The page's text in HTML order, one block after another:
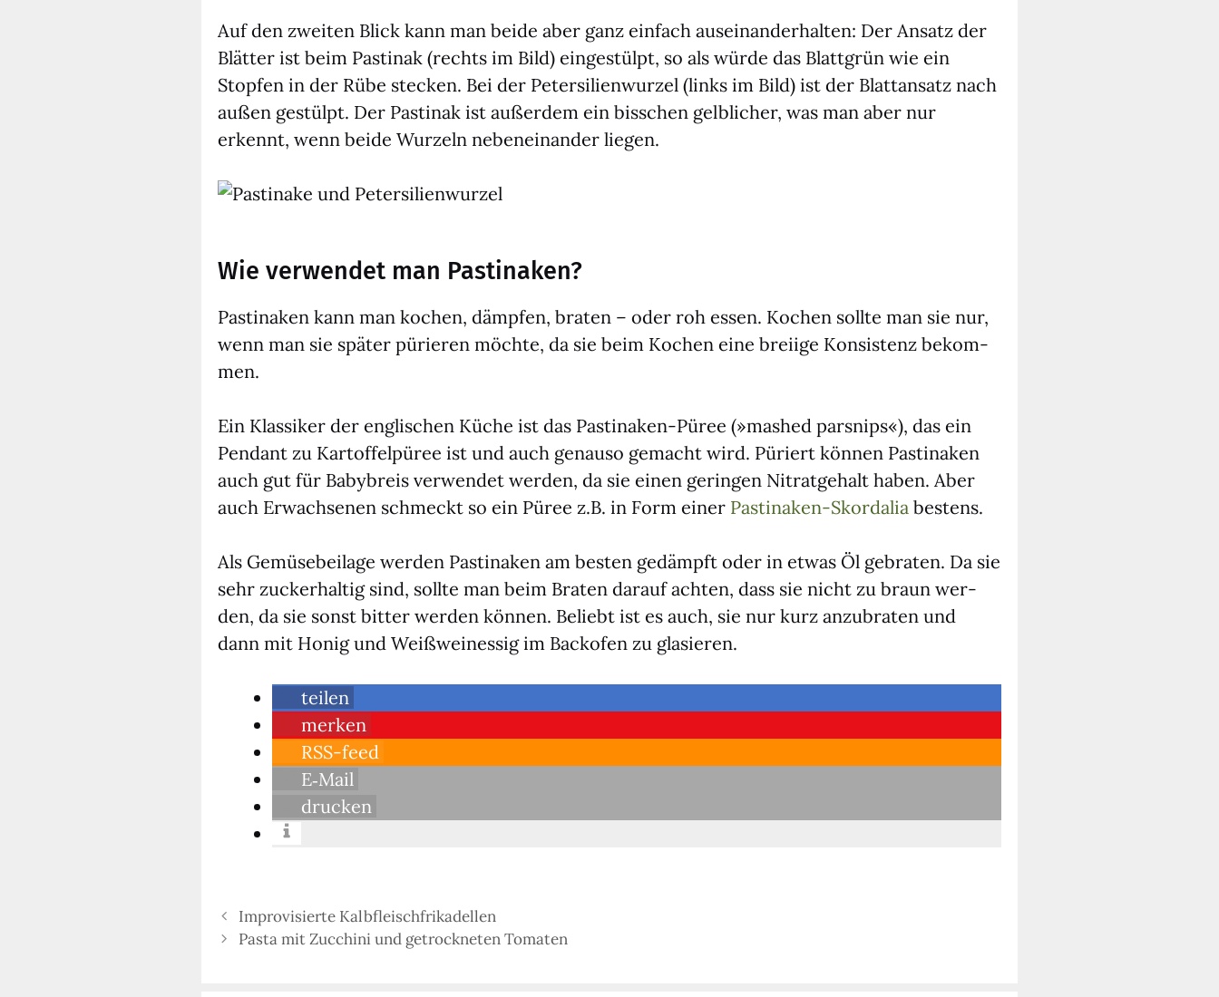
Auf den zwei­ten Blick kann man bei­de aber ganz ein­fach aus­ein­an­der­hal­ten: Der Ansatz der
Blät­ter ist beim Pas­ti­nak (rechts im Bild) ein­ge­stülpt, so als wür­de das Blatt­grün wie ein
Stop­fen in der Rübe ste­cken. Bei der Peter­si­li­en­wur­zel (links im Bild) ist der Blatt­an­satz nach
außen gestülpt. Der Pas­ti­nak ist außer­dem ein biss­chen gelb­li­cher, was man aber nur
erkennt, wenn bei­de Wur­zeln neben­ein­an­der lie­gen.
Wie verwendet man Pastinaken?
Pas­ti­na­ken kann man kochen, dämp­fen, bra­ten – oder roh essen. Kochen soll­te man sie nur,
wenn man sie spä­ter pürie­ren möch­te, da sie beim Kochen eine brei­ige Kon­sis­tenz bekom­
men.
Ein Klas­si­ker der eng­li­schen Küche ist das Pas­ti­na­ken-Püree (»mas­hed pars­nips«), das ein
Pen­dant zu Kar­tof­fel­pü­ree ist und auch genau­so gemacht wird. Püriert kön­nen Pas­ti­na­ken
auch gut für Baby­breis ver­wen­det wer­den, da sie einen gerin­gen Nitrat­ge­halt haben. Aber
auch Erwach­se­nen schmeckt so ein Püree z.B. in Form einer Pas­ti­na­ken-Skord­a­lia bes­tens.
Als Gemü­se­bei­la­ge wer­den Pas­ti­na­ken am bes­ten gedämpft oder in etwas Öl gebra­ten. Da sie
sehr zucker­hal­tig sind, soll­te man beim Bra­ten dar­auf ach­ten, dass sie nicht zu braun wer­
den, da sie sonst bit­ter wer­den kön­nen. Beliebt ist es auch, sie nur kurz anzu­bra­ten und
dann mit Honig und Weiß­wein­es­sig im Back­ofen zu gla­sie­ren.
tei­len
mer­ken
RSS-feed
E‑Mail
dru­cken
Improvisierte Kalbfleischfrikadellen
Pasta mit Zucchini und getrockneten Tomaten